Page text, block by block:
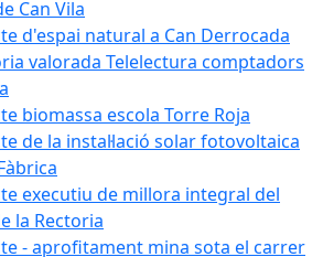
Can Vila
d'espai natural a Can Derrocada
valorada Telelectura comptadors
biomassa escola Torre Roja
de la instal·lació solar fotovoltaica
executiu de millora integral del
la Rectoria
- aprofitament mina sota el carrer